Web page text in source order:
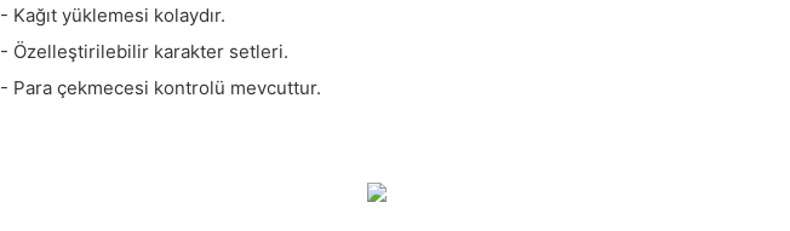
- Kağıt yüklemesi kolaydır.
- Özelleştirilebilir karakter setleri.
- Para çekmecesi kontrolü mevcuttur.